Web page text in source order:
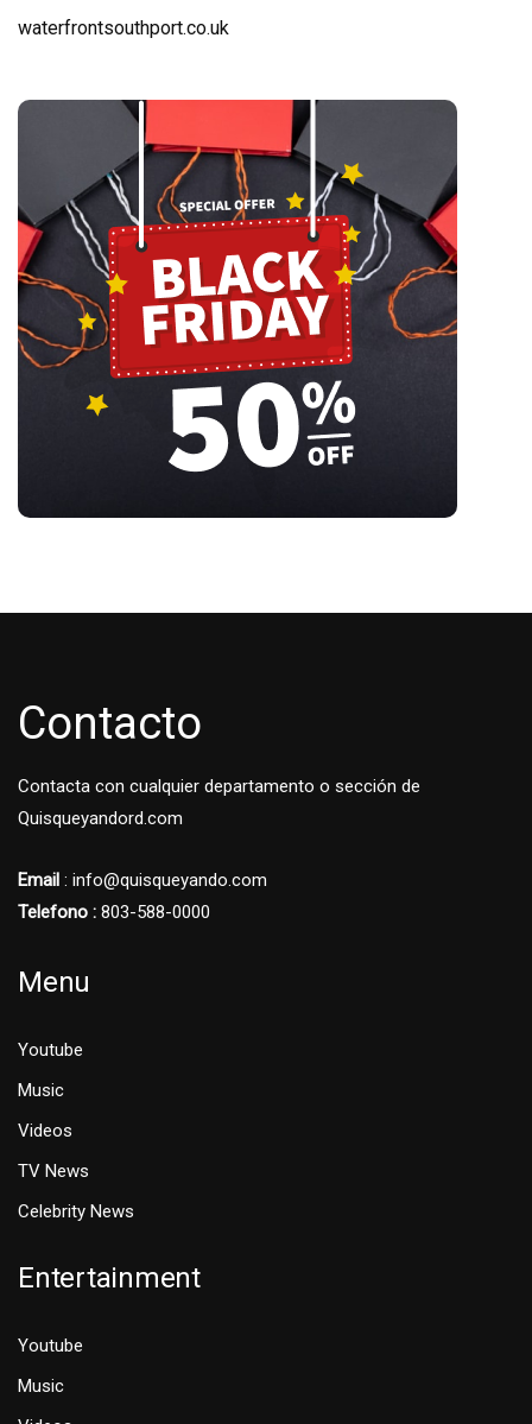
waterfrontsouthport.co.uk
Contacto
Contacta con cualquier departamento o sección de
Quisqueyandord.com
Email : info@quisqueyando.com
Telefono : 803-588-0000
Menu
Youtube
Music
Videos
TV News
Celebrity News
Entertainment
Youtube
Music